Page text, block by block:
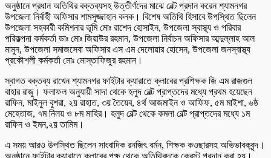
অনুষ্ঠানে প্রধান অতিথির বক্তব্যসহ উত্তীর্ণদের মাঝে বেল্ট প্রদান করেন শ্যামনগর
উপজেলা নির্বাহী অফিসার শামসুজ্জাহান কনক। বিশেষ অতিথি হিসাবে উপস্থিত ছিলেন
উপজেলা সহকারী কমিশনার ভূমি মোঃ রাশেদ হোসাইন, উপজেলা স্বাস্থ্য ও পরিবার
পরিকল্পনা কর্মকর্তা ডাঃ মোঃ জিয়াউর রহমান, উপজেলা নির্বাচন অফিসার আব্দুল্লাহ আল
মামুন, উপজেলা সমাজসেবা অফিসার এস এম দেলোয়ার হোসেন, উপজেলা জনস্বাস্থ্য
প্রকৌশলী কর্মকর্তা মোঃ মোস্তাফিজুর রহমান।
স্বাগত বক্তব্য রাখেন শ্যামনগর ফাইটার ক্যারাতে ক্লাবের প্রশিক্ষক জি এম রাজগুল
বাহার রাজু। ফলাফল অনুযায়ী সাদা থেকে হলুদ বেল্ট প্রাপ্তদের মধ্যে প্রথম হয়েছেন
রাফিন, মাইনুল বুশরা, ২য় রাহাত, ৩য় তৈয়েব, ৪র্থ আজমাইন ও আফিফ, ৫ম মাইশা, ৬ষ্ঠ
মেহেতাজ, ৭ম নিলয় ও ৮ম মাহির। হলুদ বেল্ট থেকে কমলা বেল্ট প্রাপ্তদের মধ্যে ১ম
রাফিন ও ইমন,২য় তামিম।
এ সময় আরও উপস্থিত ছিলেন সাংবাদিক রনজিৎ বর্মন, শিক্ষক কওছারসহ অভিভাবকবৃন্দ।
অনুষ্ঠানে ফাইটার ক্যারাতে ক্লাবের পক্ষ থেকে অতিথিবৃন্দকে ক্রেস্ট প্রদান করা হয়।